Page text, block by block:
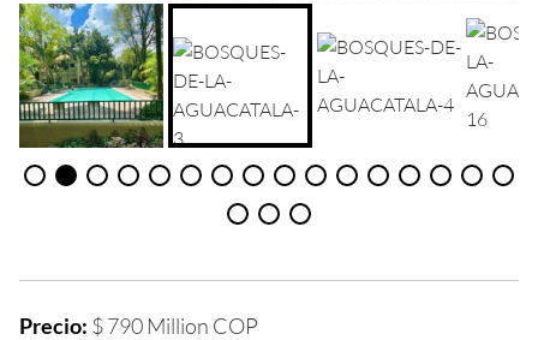
Precio: $ 790 Million COP